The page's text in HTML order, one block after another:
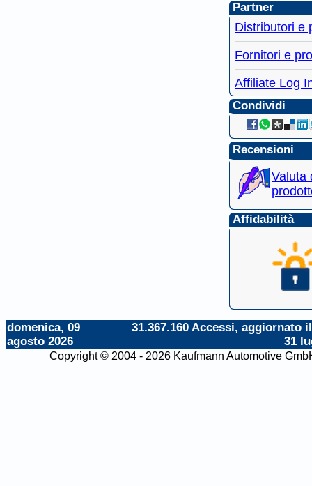
Partner
Distributori e
Fornitori e
Affiliate Log
Condividi
Recensioni
Valuta
Affidabilità
domenica, 09
agosto 2026
31.367.160 Accessi, aggiornato
31
Copyright © 2004 - 2026 Kaufmann Automotive